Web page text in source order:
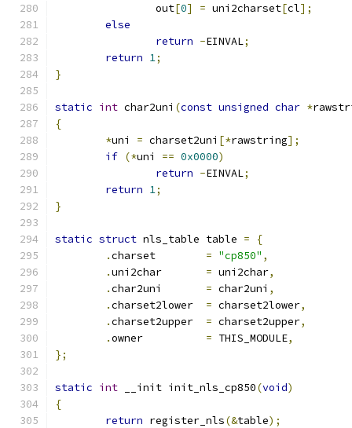
		out
[0] = uni2charset[cl];
else
return -EINVAL;
return 1;
}
static int char2uni (const unsigned char *
{
*uni = charset2uni [*rawstring];
if (*uni == 0x0000)
return -EINVAL;
return 1;
}
static struct nls_table table =
{
.
= "cp850" ,
.
= uni2char,
.
= char2uni ,
.
= charset2lower,
.
= charset2upper,
.
= THIS_MODULE,
};
static int __init init_nls_cp850(void)
{
return register_nls(&table);